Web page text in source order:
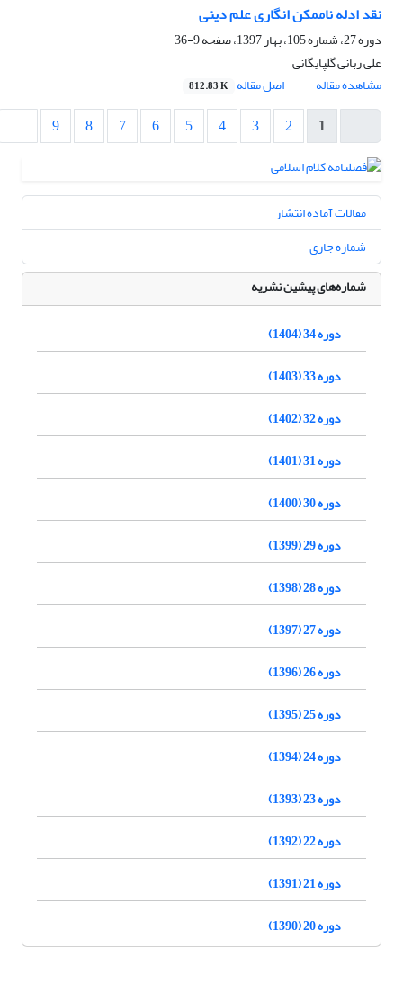
نقد ادله ناممکن انگاری علم دینی
دوره 27، شماره 105، بهار 1397، صفحه
9-36
علی ربانی گلپایگانی
مشاهده مقاله
اصل مقاله 812.83 K
1
2
3
4
5
6
7
8
9
مقالات آماده انتشار
شماره جاری
شماره‌های پیشین نشریه
دوره 34 (1404)
دوره 33 (1403)
دوره 32 (1402)
دوره 31 (1401)
دوره 30 (1400)
دوره 29 (1399)
دوره 28 (1398)
دوره 27 (1397)
دوره 26 (1396)
دوره 25 (1395)
دوره 24 (1394)
دوره 23 (1393)
دوره 22 (1392)
دوره 21 (1391)
دوره 20 (1390)